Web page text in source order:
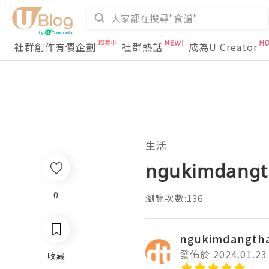
社群創作有價企劃 社群熱話 成為U Creator
0
收藏
生活
瀏覽次數:136
發佈於 2024.01.23